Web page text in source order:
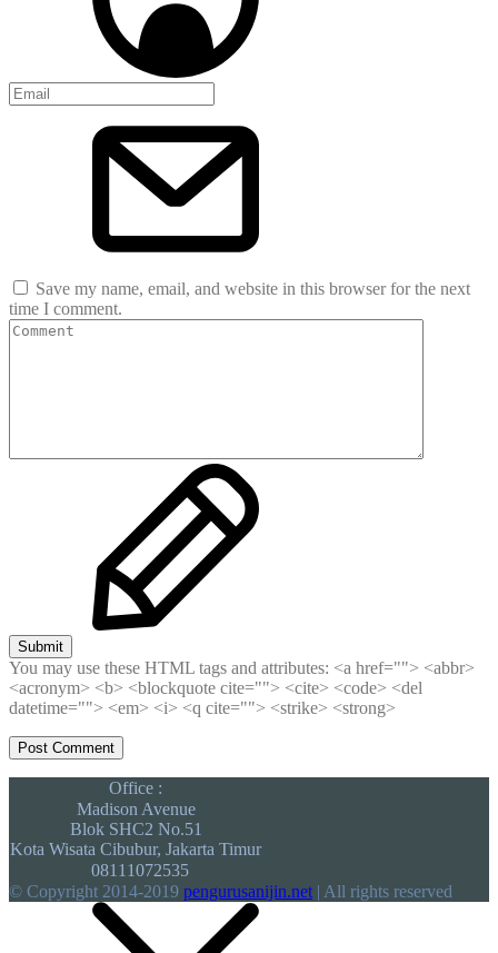
Save my name, email, and website in this browser for the next
time I comment.
Submit
You may use these HTML tags and attributes: <a href=""> <abbr>
<acronym> <b> <blockquote cite=""> <cite> <code> <del
datetime=""> <em> <i> <q cite=""> <strike> <strong>
Office :
Madison Avenue
Blok SHC2 No.51
Kota Wisata Cibubur, Jakarta Timur
08111072535
© Copyright 2014-2019 pengurusanijin.net | All rights reserved